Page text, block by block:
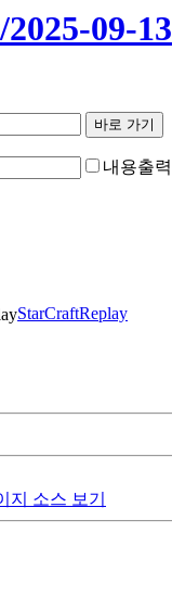
09-13
내용출력
StarCraftReplay
지 소스 보기